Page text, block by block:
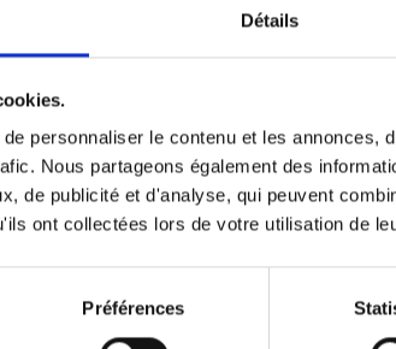
Détails
personnaliser le contenu et les annonces,
Nous partageons également des
de publicité et d'analyse, qui peuvent
ont collectées lors de votre utilisation de
Préférences
et agréable.
: préserver la
des lieux de vie. Les attroupements ou les
et créer des tensions.
pour la sécurité de tous. Elle peut faciliter les